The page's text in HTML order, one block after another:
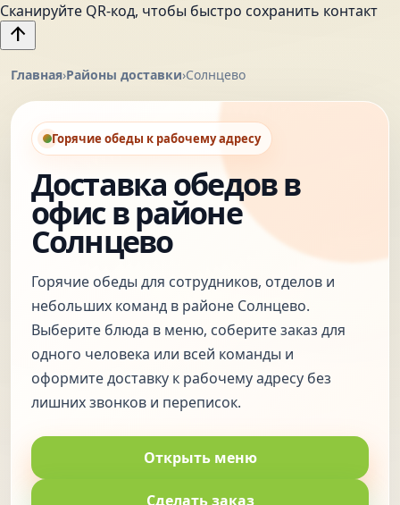
Сканируйте QR-код, чтобы быстро сохранить контакт
arrow_upward
Главная›Районы доставки›Солнцево
Горячие обеды к рабочему адресу
Доставка обедов в
офис в районе
Солнцево
Горячие обеды для сотрудников, отделов и
небольших команд в районе Солнцево.
Выберите блюда в меню, соберите заказ для
одного человека или всей команды и
оформите доставку к рабочему адресу без
лишних звонков и переписок.
Открыть меню
Сделать заказ